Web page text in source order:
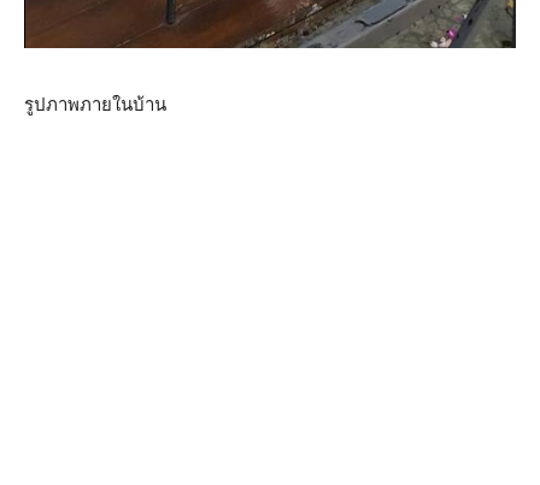
รูปภาพภายในบ้าน